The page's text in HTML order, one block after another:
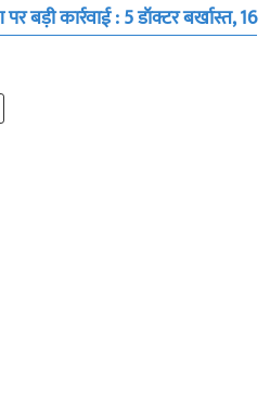
बड़ी कार्रवाई : 5 डॉक्टर बर्खास्त, 16